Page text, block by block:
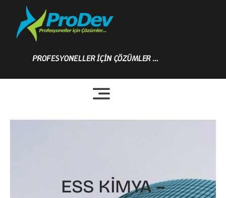
content
PROFESYONELLER İÇİN ÇÖZÜMLER …
ESS KİMYA –